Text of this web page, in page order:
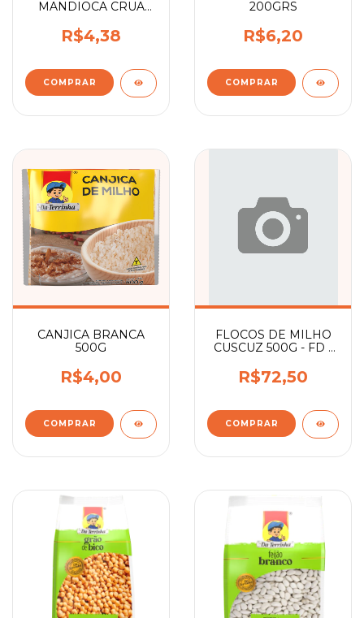
MANDIOCA CRUA
R$4,38
200GRS
R$6,20
CANJICA BRANCA
500G
R$4,00
FLOCOS DE MILHO
CUSCUZ 500G - FD -
R$72,50